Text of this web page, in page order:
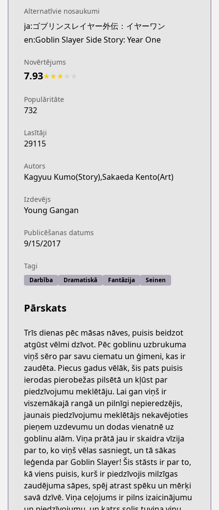
Alternatīvie nosaukumi
ja:ゴブリンスレイヤー外伝：イヤーワン
en:Goblin Slayer Side Story: Year One
Novērtējums
7.93★★★
Populāritāte
732
Lasītāji
29115
Autors
Kagyuu Kumo(Story),Sakaeda Kento(Art)
Izdevējs
Young Gangan
Publicēšanas datums
9/15/2017
Tagi
Darbība Dramatiskā Fantāzija Seinen
Pārskats
Trīs dienas pēc māsas nāves, puisis beidzot
atgūst vēlmi dzīvot. Pēc goblinu uzbrukuma
viņš sēro par savu ciematu un ģimeni, kas ir
zaudēta. Piecus gadus vēlāk, šis pats puisis
ierodas pierobežas pilsētā un kļūst par
piedzīvojumu meklētāju. Lai gan viņš ir
viszemākajā rangā un pilnīgi nepieredzējis,
jaunais piedzīvojumu meklētājs nekavējoties
pieņem uzdevumu un dodas vienatnē uz
goblinu alām. Viņa prātā jau ir skaidra vīzija
par to, ko viņš vēlas sasniegt, un tā sākas
leģenda par Goblin Slayer! Šis stāsts ir par to,
kā viens puisis, kurš ir piedzīvojis milzīgas
zaudējuma sāpes, spēj atrast spēku un mērķi
savā dzīvē. Viņa ceļojums ir pilns izaicinājumu